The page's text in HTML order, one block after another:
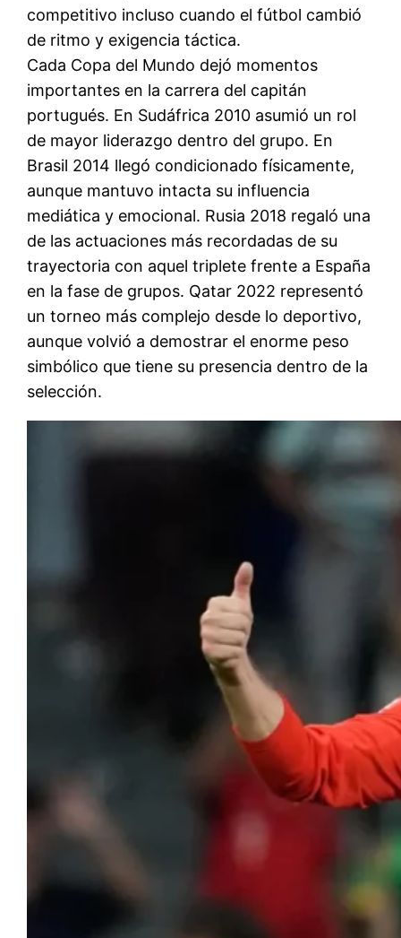
competitivo incluso cuando el fútbol cambió
de ritmo y exigencia táctica.
Cada Copa del Mundo dejó momentos
importantes en la carrera del capitán
portugués. En Sudáfrica 2010 asumió un rol
de mayor liderazgo dentro del grupo. En
Brasil 2014 llegó condicionado físicamente,
aunque mantuvo intacta su influencia
mediática y emocional. Rusia 2018 regaló una
de las actuaciones más recordadas de su
trayectoria con aquel triplete frente a España
en la fase de grupos. Qatar 2022 representó
un torneo más complejo desde lo deportivo,
aunque volvió a demostrar el enorme peso
simbólico que tiene su presencia dentro de la
selección.